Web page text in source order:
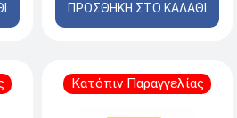
ΠΡΟΣΘΗΚΗ ΣΤΟ ΚΑΛΑΘΙ
Κατόπιν Παραγγελίας